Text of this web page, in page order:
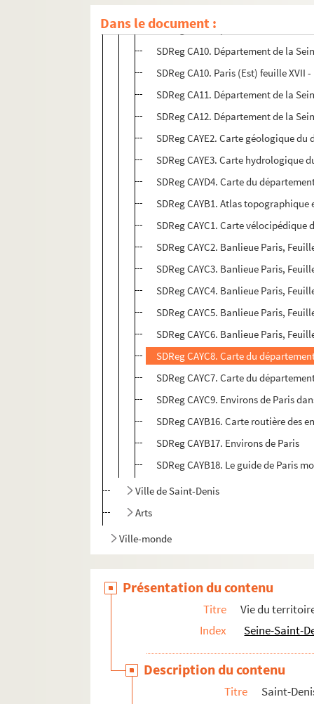
Dans le document :
SDReg CA8. Département de la
SDReg CA9. Département de la
SDReg CA10. Département de la
SDReg CA10. Paris (Est) feuille
SDReg CA11. Département de la
SDReg CA12. Département de la
SDReg CAYE2. Carte géologique
SDReg CAYE3. Carte hydrologique
SDReg CAYD4. Carte du
SDReg CAYB1. Atlas
SDReg CAYC1. Carte
SDReg CAYC2. Banlieue Paris,
SDReg CAYC3. Banlieue Paris,
SDReg CAYC4. Banlieue Paris,
SDReg CAYC5. Banlieue Paris,
SDReg CAYC6. Banlieue Paris,
SDReg CAYC8. Carte du
SDReg CAYC7. Carte du
SDReg CAYC9. Environs de Paris
SDReg CAYB16. Carte routière des
SDReg CAYB17. Environs de Paris
SDReg CAYB18. Le guide de Paris
Ville de Saint-Denis
Arts
Ville-monde
Présentation du contenu
Titre
Vie du
Index
Seine-Saint-
Description du contenu
Titre
Saint-